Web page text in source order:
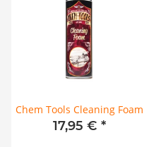
Chem Tools Cleaning Foam
17,95 € *